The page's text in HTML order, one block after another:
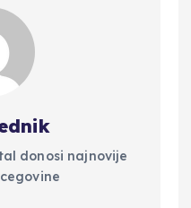
donosi najnovije